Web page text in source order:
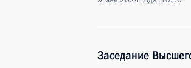
Заседание